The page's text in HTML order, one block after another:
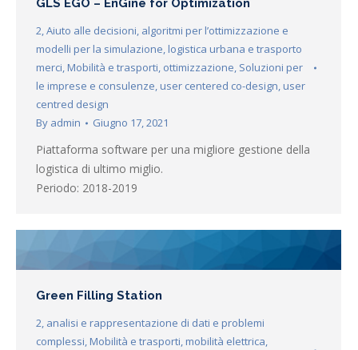
GLS EGO – EnGine for Optimization
2,Aiuto alle decisioni, algoritmi per l’ottimizzazione e
modelli per la simulazione, logistica urbana e trasporto
merci, Mobilità e trasporti, ottimizzazione, Soluzioni per
le imprese e consulenze, user centered co-design, user
centred design
By admin Giugno 17, 2021
Piattaforma software per una migliore gestione della
logistica di ultimo miglio.
Periodo: 2018-2019
Green Filling Station
2, analisi e rappresentazione di dati e problemi
complessi, Mobilità e trasporti, mobilità elettrica,